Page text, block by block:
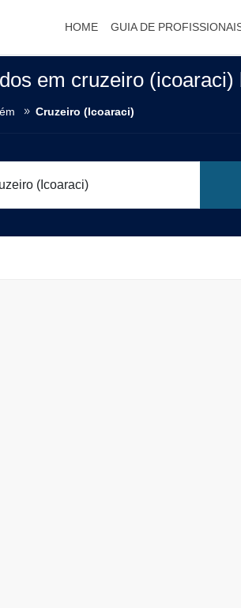
HOME GUIA DE
em cruzeiro (icoaraci)
Cruzeiro (Icoaraci)